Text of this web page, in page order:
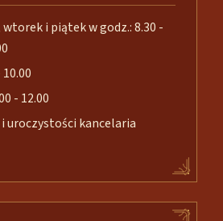
i piątek w godz.: 8.30 -
- 12.00
uroczystości kancelaria